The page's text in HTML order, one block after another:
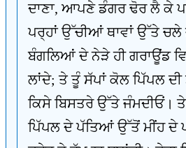
ਦਾਣਾ, ਆਪਣੇ ਡੰਗਰ ਢੋਰ ਲੈ ਕੇ
ਪਰ੍ਹਾਂ ਉੱਚੀਆਂ ਥਾਵਾਂ ਉੱਤੇ ਚਲੇ
ਬੰਗਲਿਆਂ ਦੇ ਨੇੜੇ ਹੀ ਗਰਾਊਂਡ
ਲਾਂਦੇ; ਤੇ ਤੂੰ ਸੱਪਾਂ ਕੋਲ ਪਿੱਪਲ
ਕਿਸੇ ਬਿਸਤਰੇ ਉੱਤੇ ਜੰਮਦੀਓਂ।
ਪਿੱਪਲ ਦੇ ਪੱਤਿਆਂ ਉੱਤੋਂ ਮੀਂਹ ਦੇ